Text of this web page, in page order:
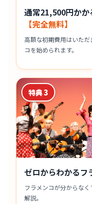
通常21,500円か
【完全無料】
高額な初期費用はいた
コを始められます。
特典 3
ゼロからわかるフ
フラメンコが分からな
解説。